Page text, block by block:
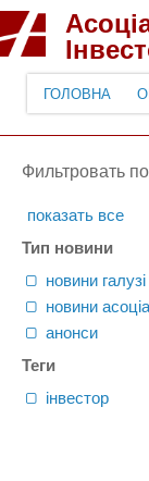
ГОЛОВНА
Фильтровать
показать все
Тип новини
новини галузі
новини
анонси
Теги
інвестор